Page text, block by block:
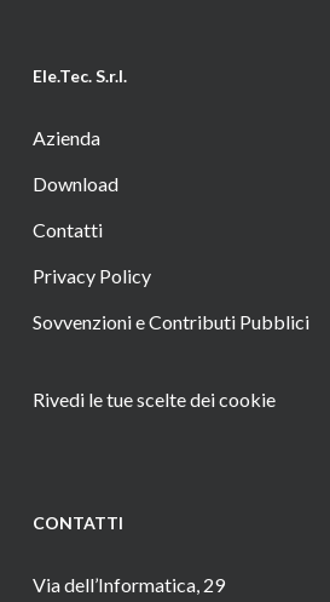
Ele.Tec. S.r.l.
Azienda
Download
Contatti
Privacy Policy
Sovvenzioni e Contributi Pubblici
Rivedi le tue scelte dei cookie
CONTATTI
Via dell’Informatica, 29